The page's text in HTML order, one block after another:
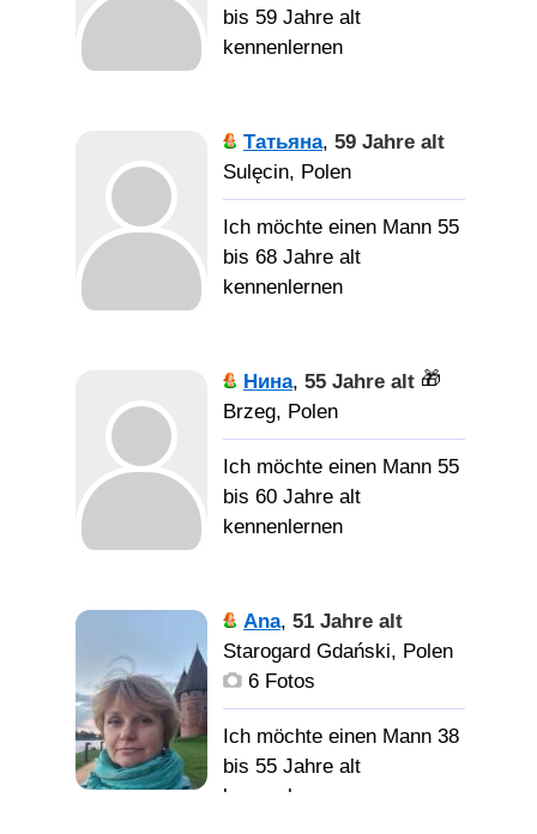
bis 59 Jahre alt
kennenlernen
умная, прямолинейная и
уверенная в себе
Надежный, уверенный,
не меркантильный, с
Татьяна, 59 Jahre alt
Sulęcin, Polen
Ich möchte einen Mann 55
bis 68 Jahre alt
kennenlernen
спокойная, молчаливая,
скромная, домашняя
Любимый, нам так
комфортно жить вдвоём
построены на взаимной
любви, взаимоуважении,
верности, мы ценим и
нашу жизнь. Я с тобой,
как за каменной стеной,
всегда можем
Нина, 55 Jahre alt 🎁
Brzeg, Polen
Ich möchte einen Mann 55
bis 60 Jahre alt
kennenlernen
семейный уют, готовить,
Читать. Спокойная, но не
лишена чувства юмора.
познакомиться с
Ana, 51 Jahre alt
Starogard Gdański, Polen
6 Fotos
Ich möchte einen Mann 38
bis 55 Jahre alt
kennenlernen